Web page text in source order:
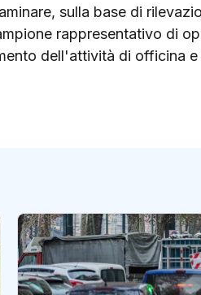
sulla base di
rappresentativo di
dell'attività di officina